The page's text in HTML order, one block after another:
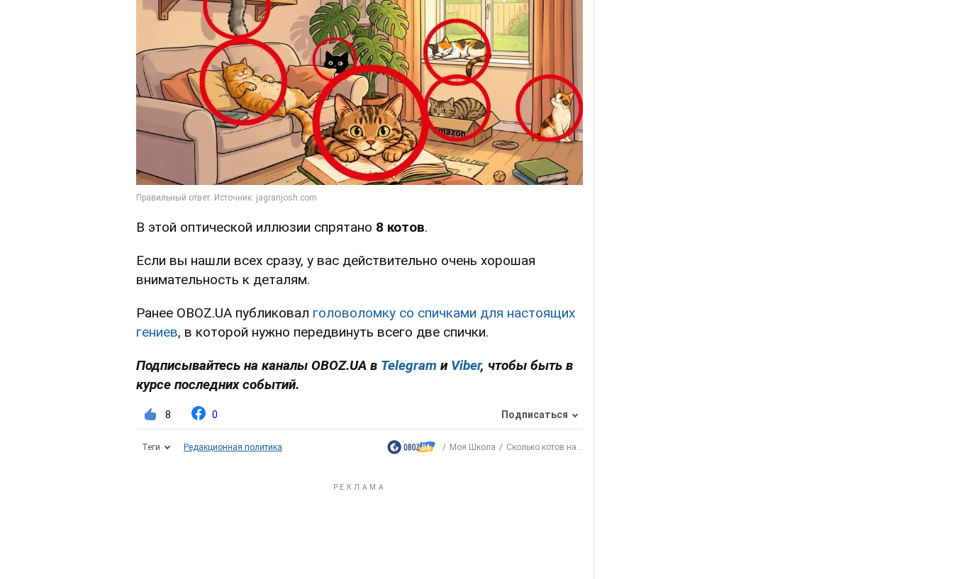
В этой оптической иллюзии спрятано 8 котов.
Если вы нашли всех сразу, у вас действительно очень хорошая
внимательность к деталям.
Ранее OBOZ.UA публиковал головоломку со спичками для настоящих
гениев, в которой нужно передвинуть всего две спички.
Подписывайтесь на каналы OBOZ.UA в Telegram и Viber, чтобы быть в
курсе последних событий.
8 0 Подписаться
Теги Редакционная политика Моя Школа Сколько котов на...